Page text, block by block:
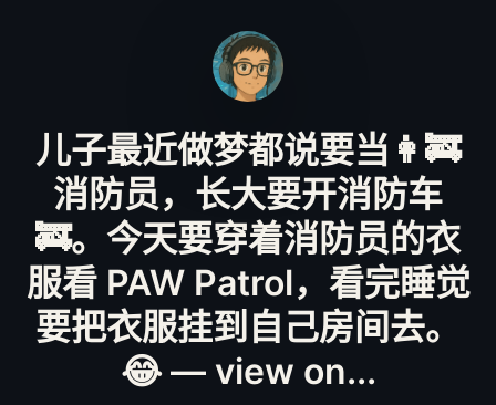
儿子最近做梦都说要当👩‍🚒
消防员，长大要开消防车
🚒。今天要穿着消防员的衣
服看 PAW Patrol，看完睡觉
要把衣服挂到自己房间去。
😂 — view on...